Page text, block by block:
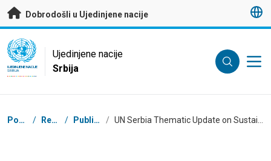
Preskoči na glavni sadržaj
Dobrodošli u Ujedinjene nacije
UN Logo
UJEDINJENE NACIJE
SRBIJA
Ujedinjene nacije
Srbija
Breadcrumb
Početna / Resursi / Publikacije /